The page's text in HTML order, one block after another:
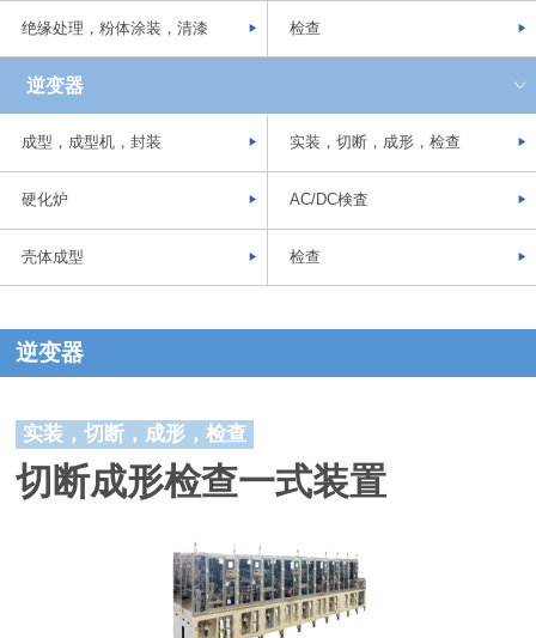
绝缘处理，粉体涂装， 清漆 检查
逆变器
成型，成型机，封装 实装，切断，成形，检查
硬化炉 AC/DC検査
壳体成型 检查
逆变器
实装，切断，成形，检查
切断成形检查一式装置